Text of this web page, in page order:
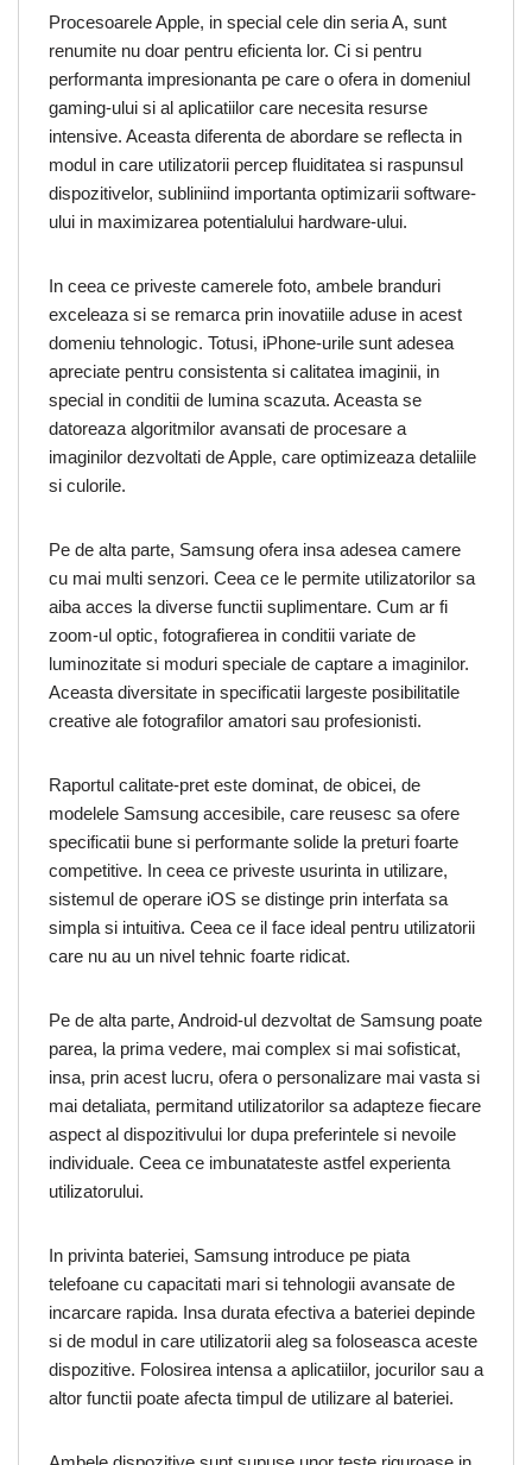
Procesoarele Apple, in special cele din seria A, sunt
renumite nu doar pentru eficienta lor. Ci si pentru
performanta impresionanta pe care o ofera in domeniul
gaming-ului si al aplicatiilor care necesita resurse
intensive. Aceasta diferenta de abordare se reflecta in
modul in care utilizatorii percep fluiditatea si raspunsul
dispozitivelor, subliniind importanta optimizarii software-
ului in maximizarea potentialului hardware-ului.
In ceea ce priveste camerele foto, ambele branduri
exceleaza si se remarca prin inovatiile aduse in acest
domeniu tehnologic. Totusi, iPhone-urile sunt adesea
apreciate pentru consistenta si calitatea imaginii, in
special in conditii de lumina scazuta. Aceasta se
datoreaza algoritmilor avansati de procesare a
imaginilor dezvoltati de Apple, care optimizeaza detaliile
si culorile.
Pe de alta parte, Samsung ofera insa adesea camere
cu mai multi senzori. Ceea ce le permite utilizatorilor sa
aiba acces la diverse functii suplimentare. Cum ar fi
zoom-ul optic, fotografierea in conditii variate de
luminozitate si moduri speciale de captare a imaginilor.
Aceasta diversitate in specificatii largeste posibilitatile
creative ale fotografilor amatori sau profesionisti.
Raportul calitate-pret este dominat, de obicei, de
modelele Samsung accesibile, care reusesc sa ofere
specificatii bune si performante solide la preturi foarte
competitive. In ceea ce priveste usurinta in utilizare,
sistemul de operare iOS se distinge prin interfata sa
simpla si intuitiva. Ceea ce il face ideal pentru utilizatorii
care nu au un nivel tehnic foarte ridicat.
Pe de alta parte, Android-ul dezvoltat de Samsung poate
parea, la prima vedere, mai complex si mai sofisticat,
insa, prin acest lucru, ofera o personalizare mai vasta si
mai detaliata, permitand utilizatorilor sa adapteze fiecare
aspect al dispozitivului lor dupa preferintele si nevoile
individuale. Ceea ce imbunatateste astfel experienta
utilizatorului.
In privinta bateriei, Samsung introduce pe piata
telefoane cu capacitati mari si tehnologii avansate de
incarcare rapida. Insa durata efectiva a bateriei depinde
si de modul in care utilizatorii aleg sa foloseasca aceste
dispozitive. Folosirea intensa a aplicatiilor, jocurilor sau a
altor functii poate afecta timpul de utilizare al bateriei.